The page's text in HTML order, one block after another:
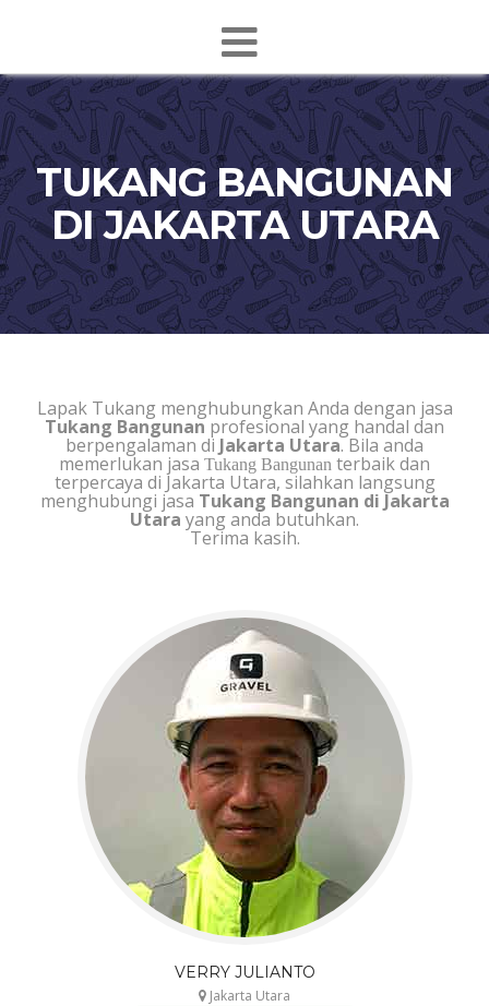
TUKANG BANGUNAN
DI JAKARTA UTARA
Lapak Tukang menghubungkan Anda dengan jasa
Tukang Bangunan profesional yang handal dan
berpengalaman di Jakarta Utara. Bila anda
memerlukan jasa Tukang Bangunan terbaik dan
terpercaya di Jakarta Utara, silahkan langsung
menghubungi jasa Tukang Bangunan di Jakarta
Utara yang anda butuhkan.
Terima kasih.
VERRY JULIANTO
Jakarta Utara